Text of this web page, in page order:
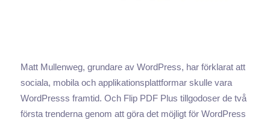
Matt Mullenweg, grundare av WordPress, har förklarat att
sociala, mobila och applikationsplattformar skulle vara
WordPresss framtid. Och Flip PDF Plus tillgodoser de två
första trenderna genom att göra det möjligt för WordPress